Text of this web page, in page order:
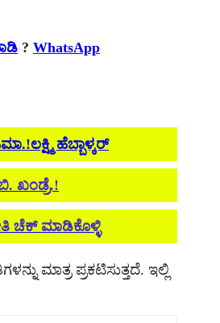
? WhatsApp
ಹೆಬ್ಬಾಳ್ಕರ್
ಖಂಡ್ರೆ.!
ಚೆಕ್ ಮಾಡಿಕೊಳ್ಳಿ
ಮಾತ್ರ ಪ್ರಕಟಿಸುತ್ತದೆ. ಇಲ್ಲಿ